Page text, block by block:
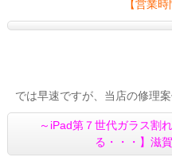
【営業
では早速ですが、当店の修理
～iPad第７世代ガラス割
る・・・】滋